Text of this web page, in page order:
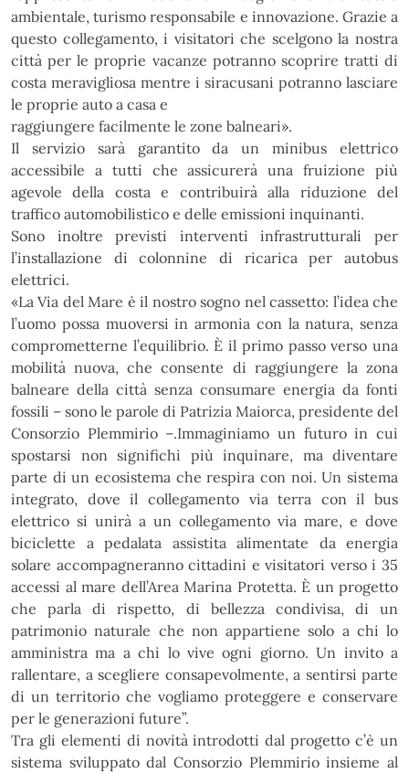
ambientale, turismo responsabile e innovazione. Grazie a
questo collegamento, i visitatori che scelgono la nostra
città per le proprie vacanze potranno scoprire tratti di
costa meravigliosa mentre i siracusani potranno lasciare
le proprie auto a casa e
raggiungere facilmente le zone balneari».
Il servizio sarà garantito da un minibus elettrico
accessibile a tutti che assicurerà una fruizione più
agevole della costa e contribuirà alla
riduzione del
traffico automobilistico e delle emissioni inquinanti.
Sono inoltre previsti interventi infrastrutturali per
l’installazione di colonnine di ricarica
per autobus
elettrici.
«La Via del Mare è il nostro sogno nel cassetto: l’idea che
l’uomo possa muoversi in armonia con lanatura, senza
comprometterne l’equilibrio. È il primo passo verso una
mobilità nuova, che consente di raggiungere la zona
balneare della città senza consumare energia da fonti
fossili – sono le parole di Patrizia Maiorca, presidente del
Consorzio Plemmirio –.Immaginiamo un futuro in cui
spostarsi non significhi più inquinare, ma diventare
parte di un ecosistema che respira con noi. Un sistema
integrato, dove il collegamento via terra con il bus
elettrico si unirà a un collegamento via mare, e dove
biciclette a pedalata assistita alimentate da energia
solare accompagneranno cittadini e visitatori verso i 35
accessi al mare dell’Area Marina Protetta. È un progetto
che parla di rispetto, di bellezza condivisa, di un
patrimonionaturale che non appartiene solo a chi lo
amministra ma a chi lo vive ogni giorno. Un invito a
rallentare, a scegliere consapevolmente, a sentirsi parte
di un territorio che vogliamo proteggere e conservare
per le generazioni future”.
Tra gli elementi di novità introdotti dal progetto c’è un
sistema sviluppato dal Consorzio Plemmirioinsieme al